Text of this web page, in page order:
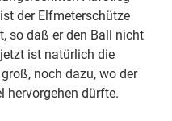
der Elfmeterschütze
so daß er den Ball nicht
ist natürlich die
noch dazu, wo der
hervorgehen dürfte.